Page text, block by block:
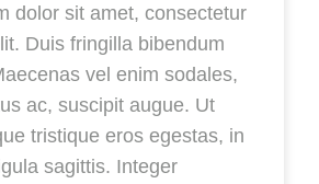
dolor sit amet, consectetur
Duis fringilla bibendum
vel enim sodales,
ac, suscipit augue. Ut
tristique eros egestas, in
sagittis. Integer